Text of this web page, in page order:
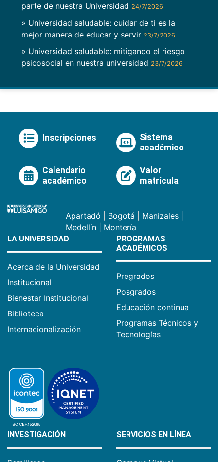
parte de nuestra Universidad 24/7/2026
» Universidad saludable: cuidar de ti es la
mejor manera de educar y servir 23/7/2026
» Universidad saludable: mitigando el riesgo
psicosocial en nuestra universidad 23/7/2026
Inscripciones
Sistema
académico
Calendario
académico
Valor
matrícula
Apartadó Bogotá Manizales
Medellín
Montería
LA UNIVERSIDAD
Acerca de la Universidad
Institucional
Bienestar Institucional
Biblioteca
Internacionalización
PROGRAMAS
ACADÉMICOS
Pregrados
Posgrados
Educación continua
Programas Técnicos y
Tecnologías
INVESTIGACIÓN SERVICIOS EN LÍNEA